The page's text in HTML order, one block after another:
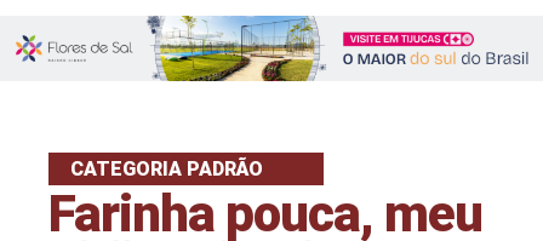
Blog
CATEGORIA PADRÃO
Farinha pouca, meu